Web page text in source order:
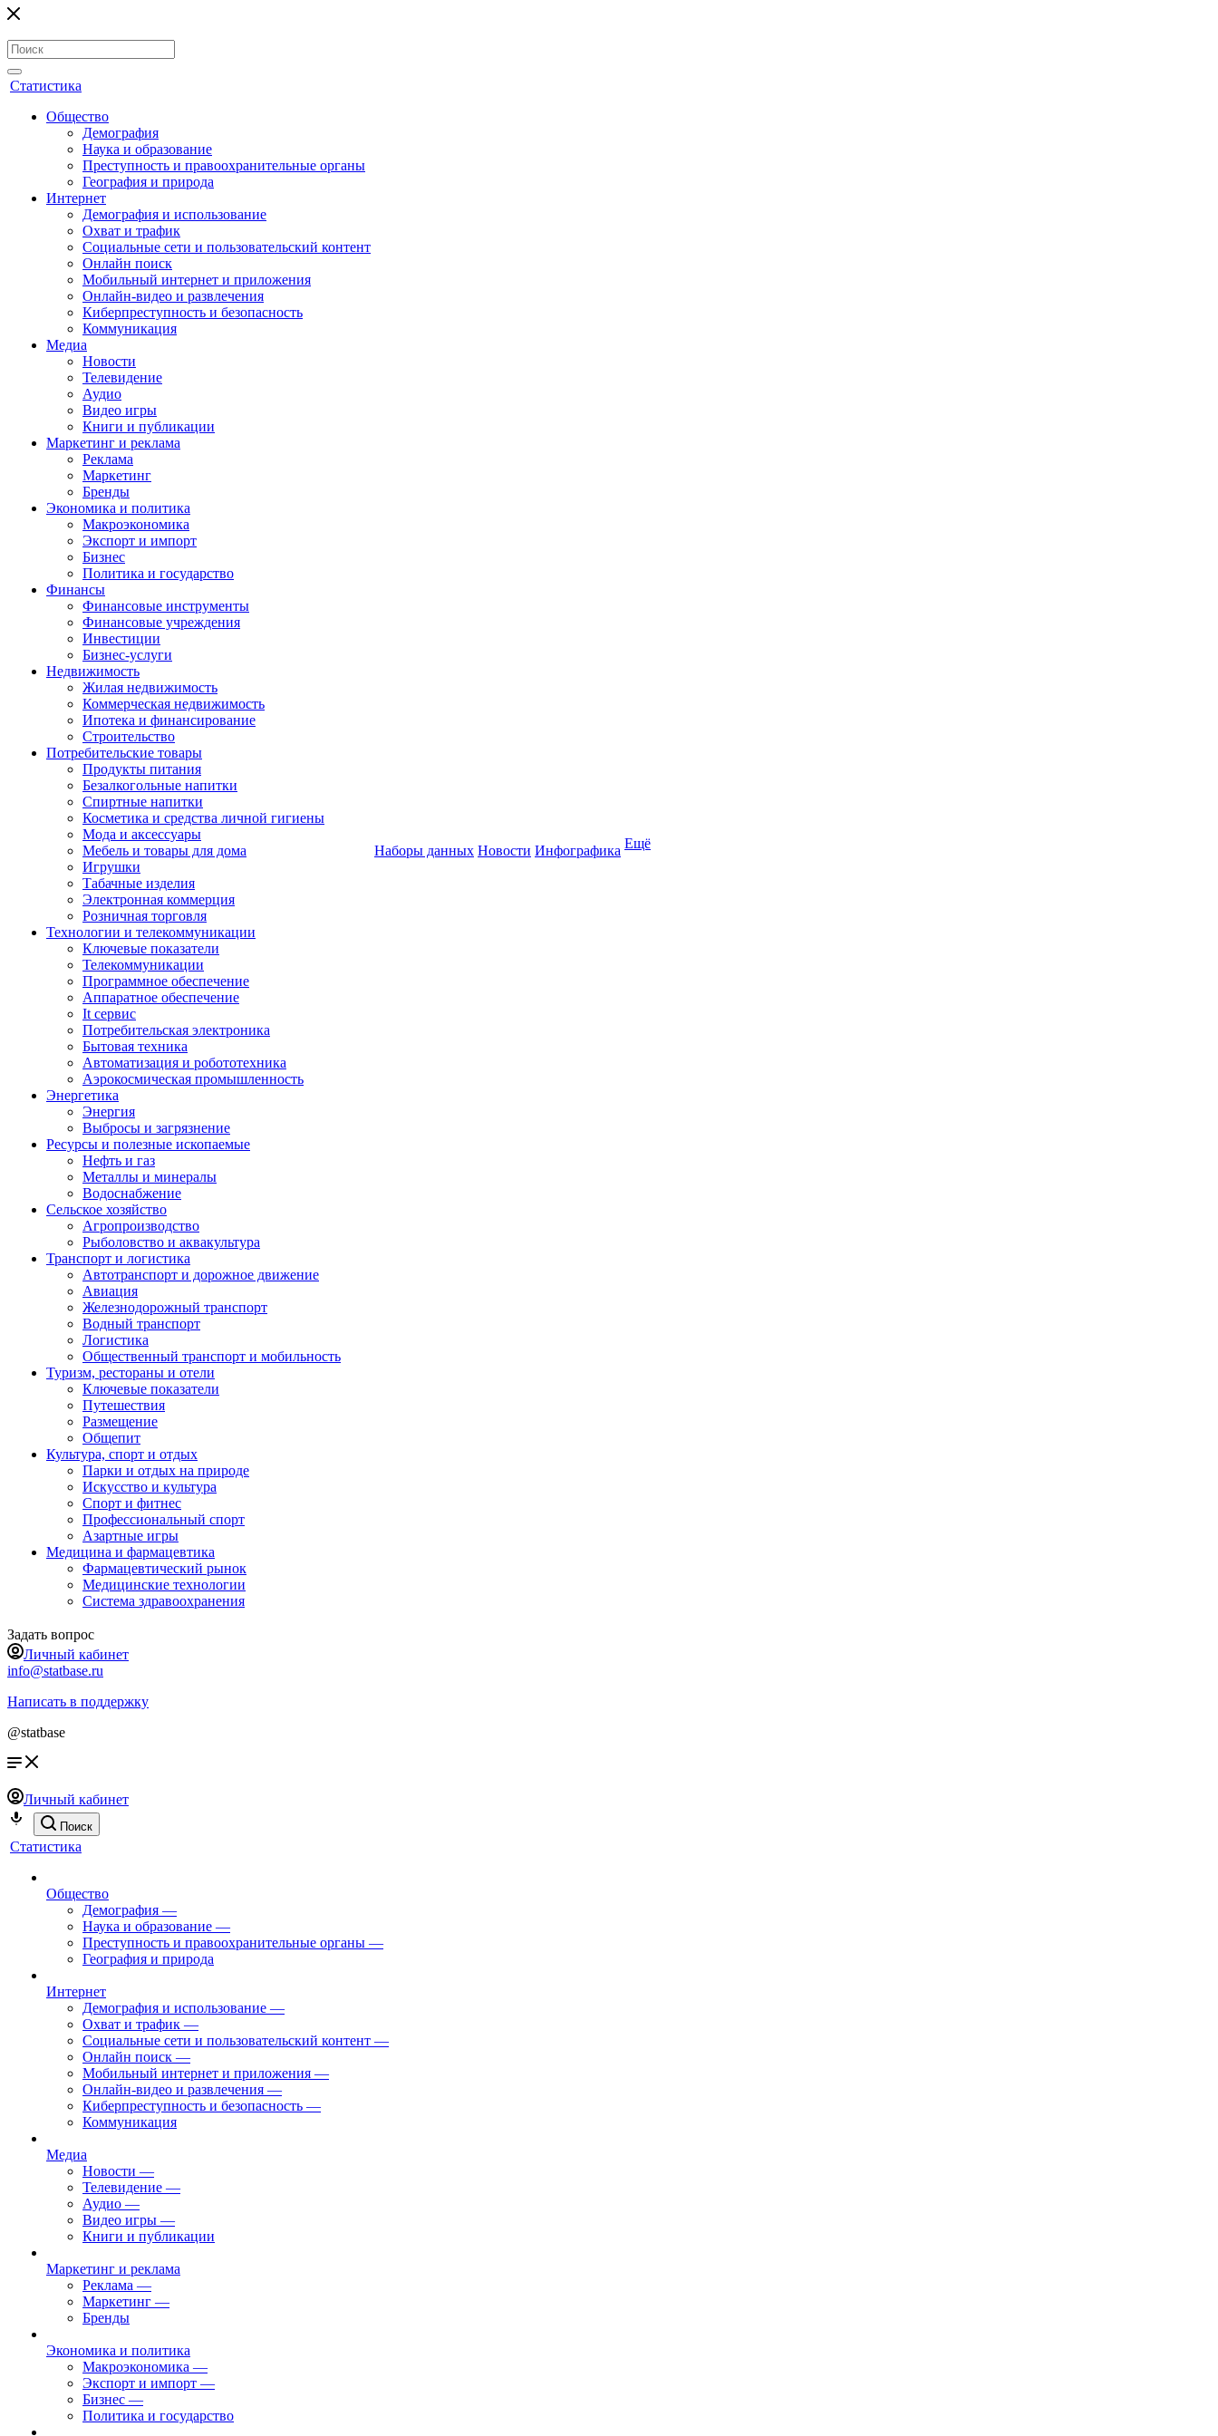
Статистика
Общество
Демография
Наука и образование
Преступность и правоохранительные органы
География и природа
Интернет
Демография и использование
Охват и трафик
Социальные сети и пользовательский контент
Онлайн поиск
Мобильный интернет и приложения
Онлайн-видео и развлечения
Киберпреступность и безопасность
Коммуникация
Медиа
Новости
Телевидение
Аудио
Видео игры
Книги и публикации
Маркетинг и реклама
Реклама
Маркетинг
Бренды
Экономика и политика
Макроэкономика
Экспорт и импорт
Бизнес
Политика и государство
Финансы
Финансовые инструменты
Финансовые учреждения
Инвестиции
Бизнес-услуги
Недвижимость
Жилая недвижимость
Коммерческая недвижимость
Ипотека и финансирование
Строительство
Потребительские товары
Продукты питания
Безалкогольные напитки
Спиртные напитки
Косметика и средства личной гигиены
Мода и аксессуары
Мебель и товары для дома
Игрушки
Табачные изделия
Электронная коммерция
Розничная торговля
Технологии и телекоммуникации
Ключевые показатели
Телекоммуникации
Программное обеспечение
Аппаратное обеспечение
It сервис
Потребительская электроника
Бытовая техника
Автоматизация и робототехника
Аэрокосмическая промышленность
Энергетика
Энергия
Выбросы и загрязнение
Ресурсы и полезные ископаемые
Нефть и газ
Металлы и минералы
Водоснабжение
Сельское хозяйство
Агропроизводство
Рыболовство и аквакультура
Транспорт и логистика
Автотранспорт и дорожное движение
Авиация
Железнодорожный транспорт
Водный транспорт
Логистика
Общественный транспорт и мобильность
Туризм, рестораны и отели
Ключевые показатели
Путешествия
Размещение
Общепит
Культура, спорт и отдых
Парки и отдых на природе
Искусство и культура
Спорт и фитнес
Профессиональный спорт
Азартные игры
Медицина и фармацевтика
Фармацевтический рынок
Медицинские технологии
Система здравоохранения
Наборы данных Новости Инфографика Ещё
Задать вопрос
Личный кабинет
info@statbase.ru
Написать в поддержку
@statbase
Личный кабинет
Поиск
Статистика
Общество
Демография —
Наука и образование —
Преступность и правоохранительные органы —
География и природа
Интернет
Демография и использование —
Охват и трафик —
Социальные сети и пользовательский контент —
Онлайн поиск —
Мобильный интернет и приложения —
Онлайн-видео и развлечения —
Киберпреступность и безопасность —
Коммуникация
Медиа
Новости —
Телевидение —
Аудио —
Видео игры —
Книги и публикации
Маркетинг и реклама
Реклама —
Маркетинг —
Бренды
Экономика и политика
Макроэкономика —
Экспорт и импорт —
Бизнес —
Политика и государство